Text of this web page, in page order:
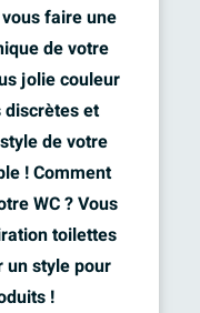
faire une
de votre
jolie couleur
discrètes et
de votre
! Comment
WC ? Vous
toilettes
un style pour
!